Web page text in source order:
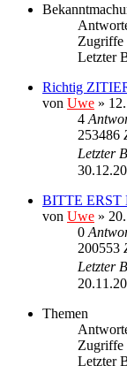
Zugriffe
Letzter
Richtig
von Uwe »
4
253486
Letzter
BITTE ERST
von Uwe »
0
200553
Letzter
Themen
Zugriffe
Letzter